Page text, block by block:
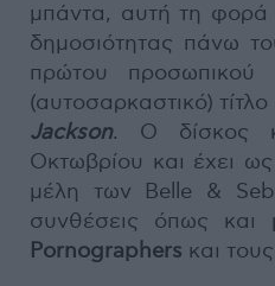
μπάντα, αυτή τη
δημοσιότητας πάνω
πρώτου
(αυτοσαρκαστικό) τίτλο
Jackson. Ο δίσκος
Οκτωβρίου και έχει
μέλη των Belle &
συνθέσεις όπως
Pornographers και τους